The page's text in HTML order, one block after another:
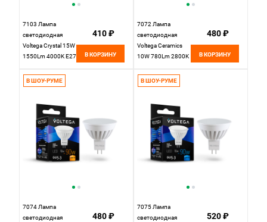
7103 Лампа
светодиодная
Voltega Crystal 15W
1550Lm 4000K E27
410 ₽
В КОРЗИНУ
7072 Лампа
светодиодная
Voltega Ceramics
10W 780Lm 2800K
480 ₽
В КОРЗИНУ
В ШОУ-РУМЕ
7074 Лампа
светодиодная
480 ₽
В ШОУ-РУМЕ
7075 Лампа
светодиодная
520 ₽